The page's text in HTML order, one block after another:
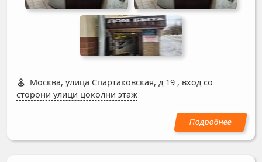
Москва, улица Спартаковская, д 19 , вход со
сторони улици цоколни этаж